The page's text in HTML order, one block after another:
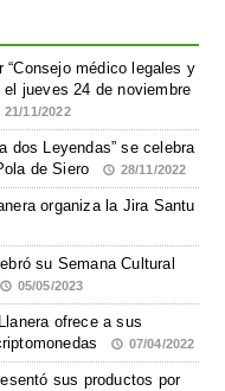
“Consejo médico legales y
el jueves 24 de noviembre
21/11/2022
dos Leyendas” se celebra
de Siero
28/11/2022
organiza la Jira Santu
su Semana Cultural
05/05/2023
ofrece a sus
07/04/2022
sus productos por